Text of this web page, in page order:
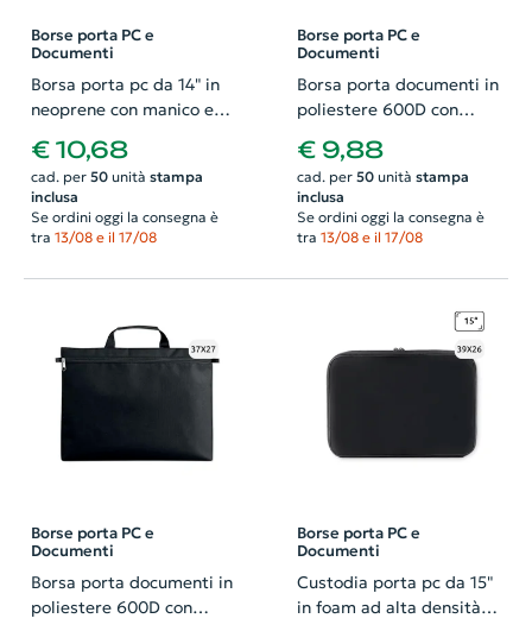
Borse porta PC e
Documenti
Borsa porta pc da 14" in
neoprene con manico e
35x2x26cm
€ 10,68
cad. per 50unità stampa
inclusa
Se ordini oggi la consegna è
tra 13/08 e il 17/08
Borse porta PC e
Documenti
Borsa porta documenti in
poliestere 600D con
40x10x32cm
€ 9,88
cad. per 50unità stampa
inclusa
Se ordini oggi la consegna è
tra 13/08 e il 17/08
Borse porta PC e
Documenti
Borsa porta documenti in
poliestere 600D con
Borse porta PC e
Documenti
Custodia porta pc da 15"
in foam ad alta densità